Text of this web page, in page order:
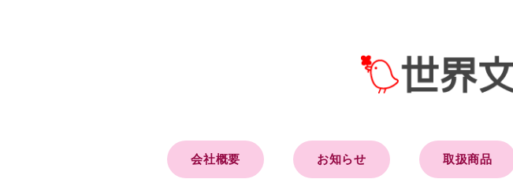
会社概要 お知らせ 取扱商品